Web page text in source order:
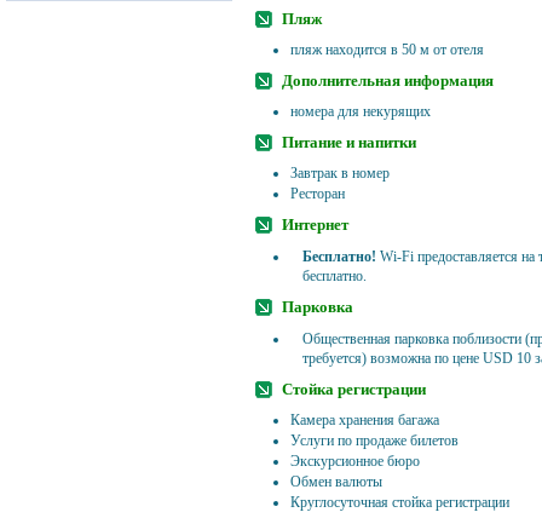
Пляж
пляж находится в 50 м от отеля
Дополнительная информация
номера для некурящих
Питание и напитки
Завтрак в номер
Ресторан
Интернет
Бесплатно! Wi-Fi предоставляется на
бесплатно.
Парковка
Общественная парковка поблизости
требуется) возможна по цене USD 10
Стойка регистрации
Камера хранения багажа
Услуги по продаже билетов
Экскурсионное бюро
Обмен валюты
Круглосуточная стойка регистрации